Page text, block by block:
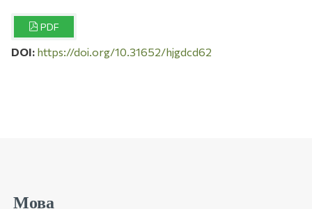
PDF
DOI: https://doi.org/10.31652/hjgdcd62
Мова